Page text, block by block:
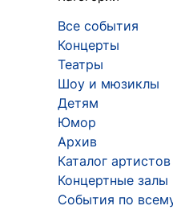
Все события
Концерты
Театры
Шоу и мюзиклы
Детям
Юмор
Архив
Каталог артистов
Концертные
События по